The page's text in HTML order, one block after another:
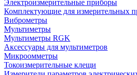
Электроизмерительные приборы
Комплектующие для измерительных
Виброметры
Мультиметры
Мультиметры RGK
Аксессуары для мультиметров
Микроомметры
Токоизмерительные клещи